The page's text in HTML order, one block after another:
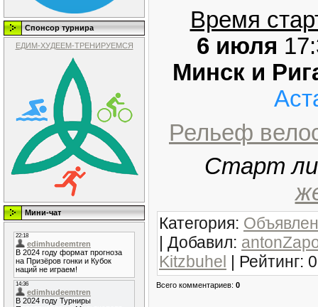
Спонсор турнира
ЕДИМ-ХУДЕЕМ-ТРЕНИРУЕМСЯ
Мини-чат
Время
6 июля
Минск и
Рельеф
Старт
Категория:
| Добавил:
Kitzbuhel | Рейтинг:
Всего комментариев: 0